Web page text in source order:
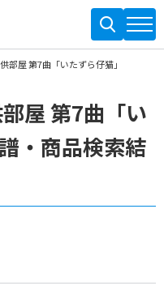
部屋 第7曲「いたずら仔猫」
屋 第7曲「い
・商品検索結